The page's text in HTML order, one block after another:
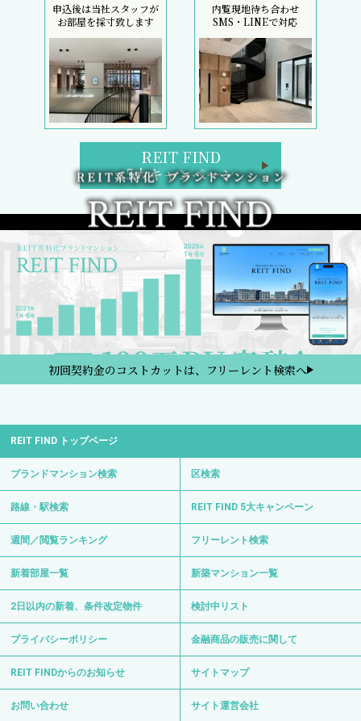
申込後は当社スタッフが
お部屋を採寸致します
内覧現地待ち合わせ
SMS・LINEで対応
REIT FIND
5大キャンペーン
初回契約金のコストカットは、フリーレント検索へ
REIT FIND トップページ
ブランドマンション検索 区検索
路線・駅検索 REIT FIND 5大キャンペーン
週間／閲覧ランキング フリーレント検索
新着部屋一覧 新築マンション一覧
2日以内の新着、条件改定物件 検討中リスト
プライバシーポリシー 金融商品の販売に関して
REIT FINDからのお知らせ サイトマップ
お問い合わせ サイト運営会社